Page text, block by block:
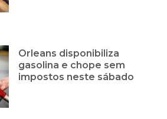
Orleans disponibiliza
gasolina e chope sem
impostos neste sábado